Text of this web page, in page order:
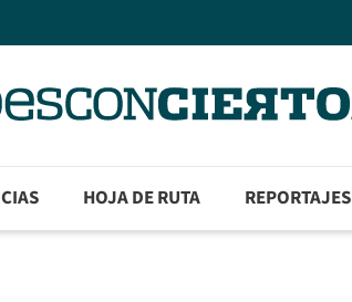
HOJA DE RUTA REPORTAJES